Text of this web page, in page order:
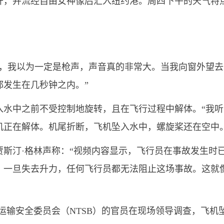
以为一定是枪声，声音真的非常大。当我向窗外望去
生在几秒钟之内。”
中之前不受控制地旋转，且在飞行过程中解体。“我
在解体。机尾折断，飞机坠入水中，螺旋桨还在空中
汀·格林声称：“视频内容显示，飞行员在事故发生时
旦失去升力，任何飞行员都无法阻止这场事故。这就
安全委员会（NTSB）的官员在现场领导调查，飞机